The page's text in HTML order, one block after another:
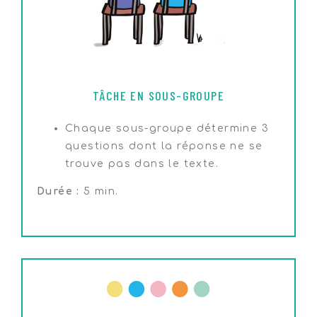
TÂCHE EN SOUS-GROUPE
Chaque sous-groupe détermine 3
questions dont la réponse ne se
trouve pas dans le texte.
Durée : 5 min.